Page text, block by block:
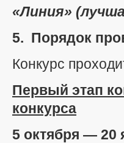
«Линия»
5. Порядок
Конкурс
Первый этап
конкурса
5 октября — 20